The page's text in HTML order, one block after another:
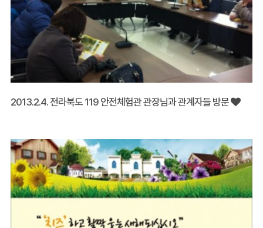
2013.2.4. 전라북도 119 안전체험관 관장님과 관계자들 방문